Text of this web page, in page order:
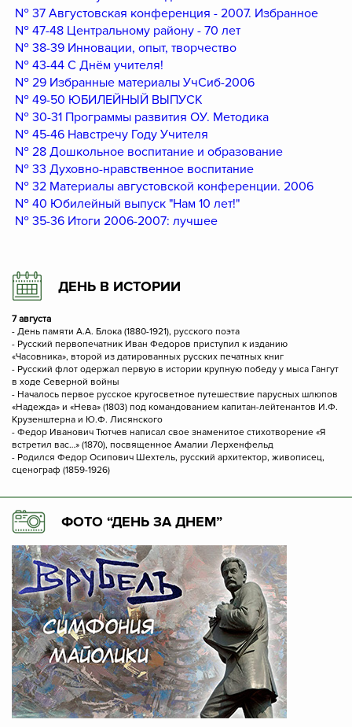
№ 37 Августовская конференция - 2007. Избранное
№ 47-48 Центральному району - 70 лет
№ 38-39 Инновации, опыт, творчество
№ 43-44 С Днём учителя!
№ 29 Избранные материалы УчСиб-2006
№ 49-50 ЮБИЛЕЙНЫЙ ВЫПУСК
№ 30-31 Программы развития ОУ. Методика
№ 45-46 Навстречу Году Учителя
№ 28 Дошкольное воспитание и образование
№ 33 Духовно-нравственное воспитание
№ 32 Материалы августовской конференции. 2006
№ 40 Юбилейный выпуск "Нам 10 лет!"
№ 35-36 Итоги 2006-2007: лучшее
ДЕНЬ В ИСТОРИИ
7 августа
- День памяти А.А. Блока (1880-1921), русского поэта
- Русский первопечатник Иван Федоров приступил к изданию
«Часовника», второй из датированных русских печатных книг
- Русский флот одержал первую в истории крупную победу у мыса Гангут
в ходе Северной войны
- Началось первое русское кругосветное путешествие парусных шлюпов
«Надежда» и «Нева» (1803) под командованием капитан-лейтенантов И.Ф.
Крузенштерна и Ю.Ф. Лисянского
- Федор Иванович Тютчев написал свое знаменитое стихотворение «Я
встретил вас…» (1870), посвященное Амалии Лерхенфельд
- Родился Федор Осипович Шехтель, русский архитектор, живописец,
сценограф (1859-1926)
ФОТО “ДЕНЬ ЗА ДНЕМ”